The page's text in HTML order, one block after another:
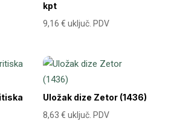
kpt
9,16€ uključ. PDV
Uložak dize Zetor (1436)
8,63€ uključ. PDV